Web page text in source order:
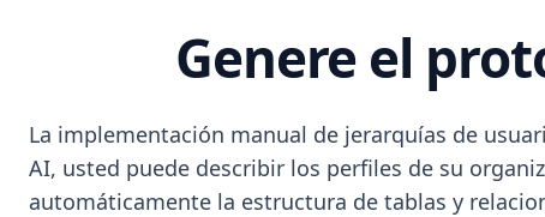
Genere el
La implementación manual de jerarquías de
AI, usted puede describir los perfiles de su
automáticamente la estructura de tablas y